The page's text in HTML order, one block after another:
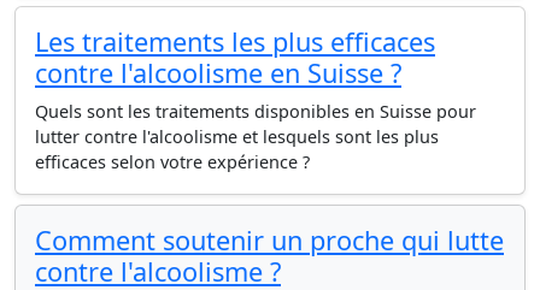
Les traitements les plus efficaces
contre l'alcoolisme en Suisse ?
Quels sont les traitements disponibles en Suisse pour
lutter contre l'alcoolisme et lesquels sont les plus
efficaces selon votre expérience ?
Comment soutenir un proche qui lutte
contre l'alcoolisme ?